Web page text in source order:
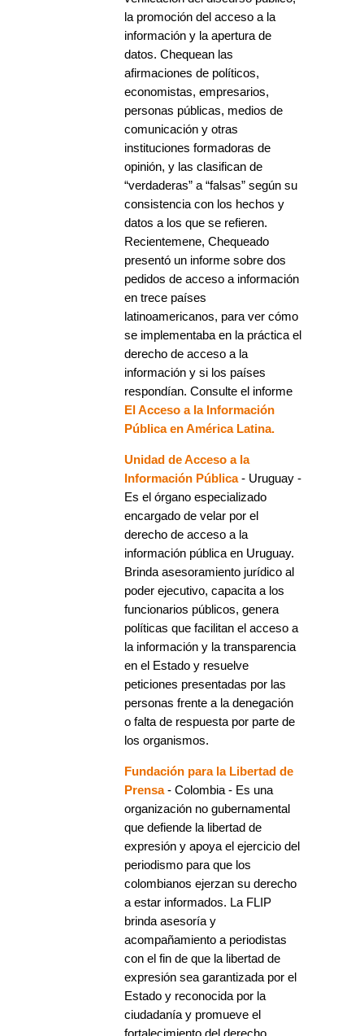
la promoción del acceso a la
información y la apertura de
datos. Chequean las
afirmaciones de políticos,
economistas, empresarios,
personas públicas, medios de
comunicación y otras
instituciones formadoras de
opinión, y las clasifican de
“verdaderas” a “falsas” según su
consistencia con los hechos y
datos a los que se refieren.
Recientemene, Chequeado
presentó un informe sobre dos
pedidos de acceso a información
en trece países
latinoamericanos, para ver cómo
se implementaba en la práctica el
derecho de acceso a la
información y si los países
respondían. Consulte el informe
El Acceso a la Información
Pública en América Latina.
Unidad de Acceso a la
Información Pública- Uruguay -
Es el órgano especializado
encargado de velar por el
derecho de acceso a la
información pública en Uruguay.
Brinda asesoramiento jurídico al
poder ejecutivo, capacita a los
funcionarios públicos, genera
políticas que facilitan el acceso a
la información y la transparencia
en el Estado y resuelve
peticiones presentadas por las
personas frente a la denegación
o falta de respuesta por parte de
los organismos.
Fundación para la Libertad de
Prensa- Colombia - Es una
organización no gubernamental
que defiende la libertad de
expresión y apoya el ejercicio del
periodismo para que los
colombianos ejerzan su derecho
a estar informados. La FLIP
brinda asesoría y
acompañamiento a periodistas
con el fin de que la libertad de
expresión sea garantizada por el
Estado y reconocida por la
ciudadanía y promueve el
fortalecimiento del derecho